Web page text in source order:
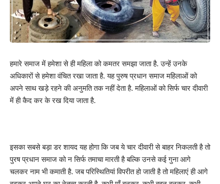
हमारे समाज में हमेशा से ही महिला को कमतर समझा जाता है. उन्हें उनके
अधिकारों से हमेशा वंचित रखा जाता है. यह पुरुष प्रधान समाज महिलाओं को
अपने साथ खड़े रहने की अनुमति तक नहीं देता है. महिलाओं को सिर्फ चार दीवारी
में ही कैद कर के रख दिया जाता है.
इसका सबसे बड़ा डर शायद यह होगा कि जब ये चार दीवारी से बाहर निकलती है तो
पुरष प्रधान समाज को न सिर्फ तमाचा मारती है बल्कि उनसे कई गुना आगे
चलकर नाम भी कमाती है. जब परिस्थितियां विपरीत हो जाती है तो महिलाएं ही आगे